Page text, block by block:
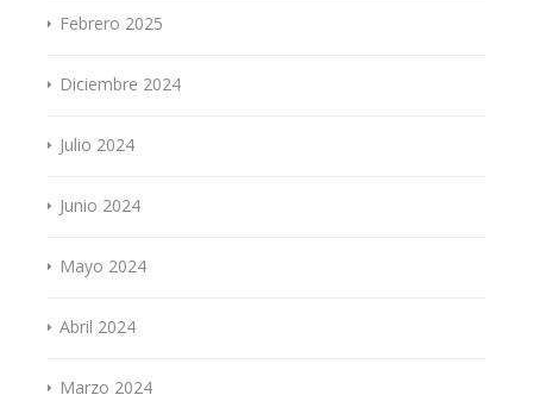
Febrero 2025
Diciembre 2024
Julio 2024
Junio 2024
Mayo 2024
Abril 2024
Marzo 2024